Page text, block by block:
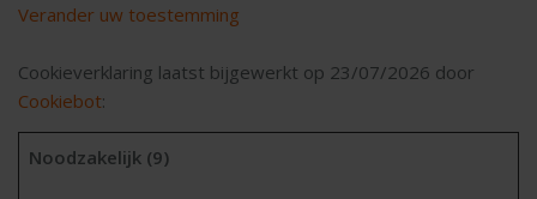
Verander uw toestemming
Cookieverklaring laatst bijgewerkt op 23/07/2026 door
Cookiebot:
Noodzakelijk (9)